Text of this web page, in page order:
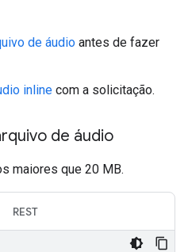
de áudio antes de fazer
inline com a solicitação.
de áudio
maiores que 20 MB.
REST